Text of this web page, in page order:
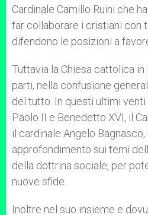
Cardinale Camillo Ruini che
far collaborare i cristiani con
difendono le posizioni a
Tuttavia la Chiesa cattolica in
parti, nella confusione
del tutto. In questi ultimi venti
Paolo II e Benedetto XVI, il
il cardinale Angelo
approfondimento sui temi
della dottrina sociale, per
nuove sfide.
Inoltre nel suo insieme e